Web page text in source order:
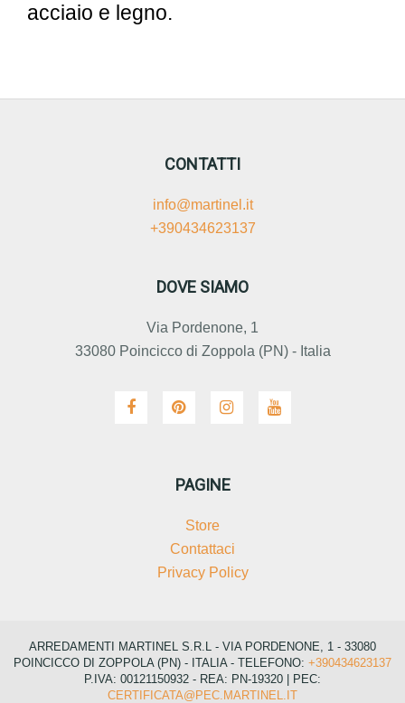
acciaio e legno.
CONTATTI
info@martinel.it
+390434623137
DOVE SIAMO
Via Pordenone, 1
33080 Poincicco di Zoppola (PN) - Italia
PAGINE
Store
Contattaci
Privacy Policy
ARREDAMENTI MARTINEL S.R.L - VIA PORDENONE, 1 - 33080
POINCICCO DI ZOPPOLA (PN) - ITALIA - TELEFONO: +390434623137
P.IVA: 00121150932 - REA: PN-19320 | PEC:
CERTIFICATA@PEC.MARTINEL.IT